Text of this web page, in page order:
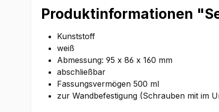
Produktinformationen
Kunststoff
weiß
Abmessung: 95 x 86 x 160 mm
abschließbar
Fassungsvermögen 500 ml
zur Wandbefestigung (Schrauben mit im